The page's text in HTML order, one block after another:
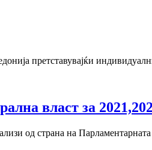
претставувајќи
власт за
од страна на Парламентарната